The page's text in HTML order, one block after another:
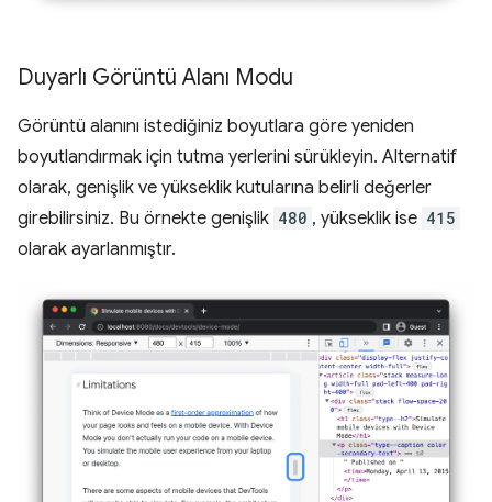
Duyarlı Görüntü Alanı Modu
Görüntü alanını istediğiniz boyutlara göre yeniden
boyutlandırmak için tutma yerlerini sürükleyin. Alternatif
olarak, genişlik ve yükseklik kutularına belirli değerler
girebilirsiniz. Bu örnekte genişlik 480 , yükseklik ise 415
olarak ayarlanmıştır.